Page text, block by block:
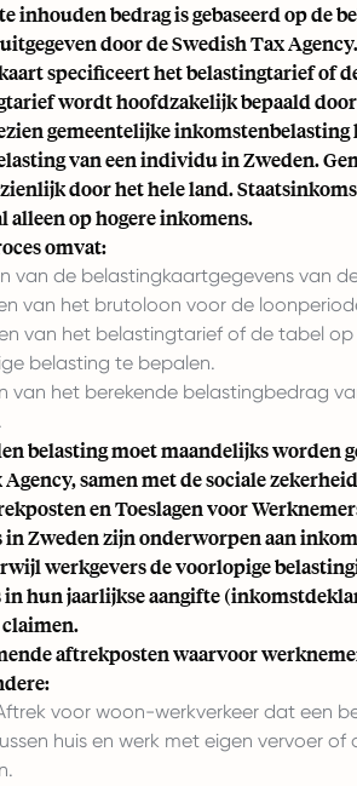
inhouden bedrag is gebaseerd op de
door de Swedish Tax Agency.
specificeert het belastingtarief of
wordt hoofdzakelijk bepaald
gemeentelijke
van een individu in Zweden.
door het hele land.
alleen op hogere inkomens.
omvat:
van de belastingkaartgegevens van
van het brutoloon voor de
van het belastingtarief of de tabel
belasting te bepalen.
van het berekende belastingbedrag
belasting moet maandelijks worden
samen met de sociale
en Toeslagen voor
in Zweden zijn onderworpen aan
werkgevers de voorlopige
hun jaarlijkse aangifte
claimen.
aftrekposten waarvoor
voor woon-werkverkeer dat een
huis en werk met eigen vervoer